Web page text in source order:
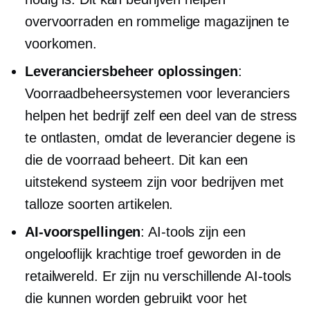
overvoorraden en rommelige magazijnen te
voorkomen.
Leveranciersbeheer oplossingen:
Voorraadbeheersystemen voor leveranciers
helpen het bedrijf zelf een deel van de stress
te ontlasten, omdat de leverancier degene is
die de voorraad beheert. Dit kan een
uitstekend systeem zijn voor bedrijven met
talloze soorten artikelen.
AI-voorspellingen: AI-tools zijn een
ongelooflijk krachtige troef geworden in de
retailwereld. Er zijn nu verschillende AI-tools
die kunnen worden gebruikt voor het